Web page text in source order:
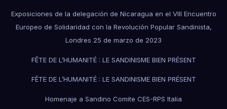
Exposiciones de la delegación de Nicaragua en el VIII Encuentro
Europeo de Solidaridad con la Revolución Popular Sandinista,
Londres 25 de marzo de 2023
FÊTE DE L’HUMANITÉ : LE SANDINISME BIEN PRÉSENT
FÊTE DE L’HUMANITÉ : LE SANDINISME BIEN PRÉSENT
Homenaje a Sandino Comite CES-RPS Italia